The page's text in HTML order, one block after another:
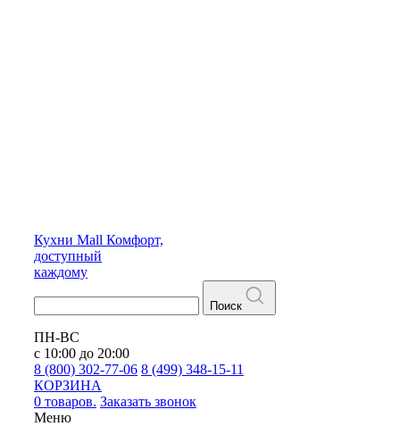
Кухни Mall Комфорт,
доступный
каждому
Поиск
ПН-ВС
с 10:00 до 20:00
8 (800) 302-77-06 8 (499) 348-15-11
КОРЗИНА
0 товаров. Заказать звонок
Меню